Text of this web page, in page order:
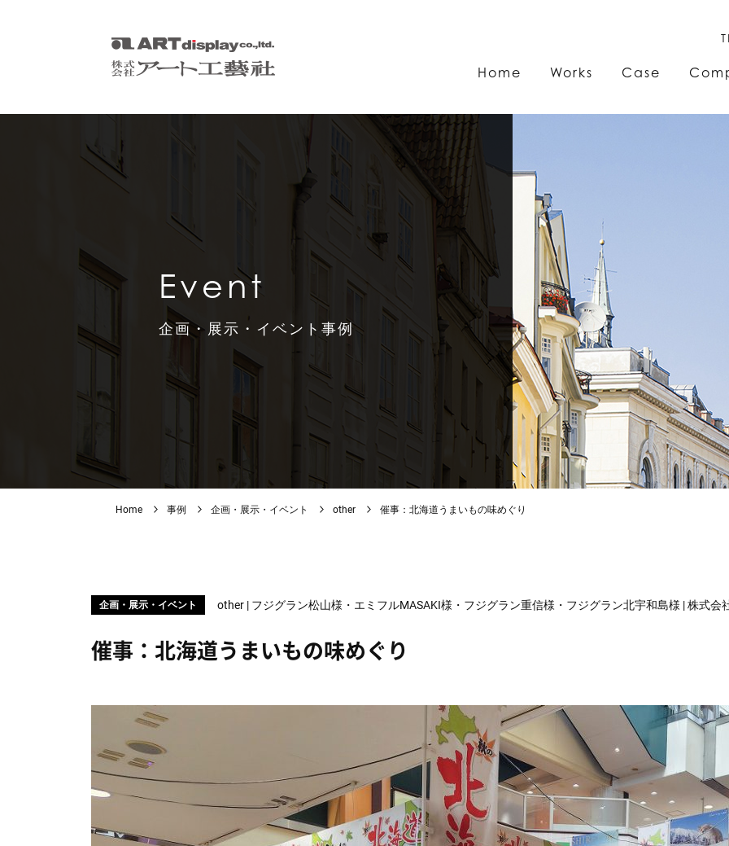
Home Works Case
Event
企画・展示・イベント事例
Home 事例 企画・展示・イベント other 催事：北海道うまいもの味めぐり
企画・展示・イベント other | フジグラン松山様・エミフルMASAKI様・フジグラン重信様・フジグラン北宇和島様 | 株式会
催事：北海道うまいもの味めぐり